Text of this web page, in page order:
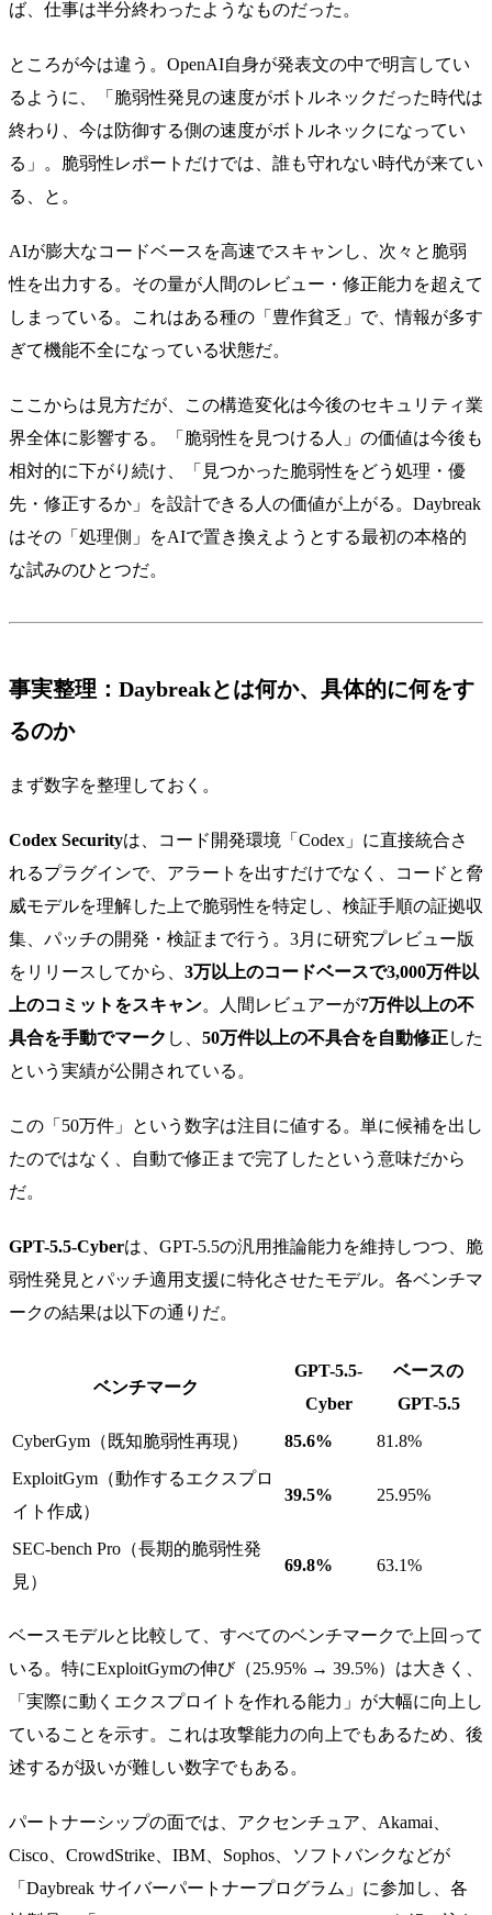
ば、仕事は半分終わったようなものだった。
ところが今は違う。OpenAI自身が発表文の中で明言してい
るように、「脆弱性発見の速度がボトルネックだった時代は
終わり、今は防御する側の速度がボトルネックになってい
る」。脆弱性レポートだけでは、誰も守れない時代が来てい
る、と。
AIが膨大なコードベースを高速でスキャンし、次々と脆弱
性を出力する。その量が人間のレビュー・修正能力を超えて
しまっている。これはある種の「豊作貧乏」で、情報が多す
ぎて機能不全になっている状態だ。
ここからは見方だが、この構造変化は今後のセキュリティ業
界全体に影響する。「脆弱性を見つける人」の価値は今後も
相対的に下がり続け、「見つかった脆弱性をどう処理・優
先・修正するか」を設計できる人の価値が上がる。Daybreak
はその「処理側」をAIで置き換えようとする最初の本格的
な試みのひとつだ。
事実整理：Daybreakとは何か、具体的に何をす
るのか
まず数字を整理しておく。
Codex Securityは、コード開発環境「Codex」に直接統合さ
れるプラグインで、アラートを出すだけでなく、コードと脅
威モデルを理解した上で脆弱性を特定し、検証手順の証拠収
集、パッチの開発・検証まで行う。3月に研究プレビュー版
をリリースしてから、 3万以上のコードベースで3,000万件以
上のコミットをスキャン。人間レビュアーが7万件以上の不
具合を手動でマーク し、 50万件以上の不具合を自動修正した
という実績が公開されている。
この「50万件」という数字は注目に値する。単に候補を出し
たのではなく、自動で修正まで完了したという意味だから
だ。
GPT-5.5-Cyberは、GPT-5.5の汎用推論能力を維持しつつ、脆
弱性発見とパッチ適用支援に特化させたモデル。各ベンチマ
ークの結果は以下の通りだ。
ベンチマーク
GPT-5.5-
Cyber
ベースの
GPT-5.5
CyberGym（既知脆弱性再現）
85.6%
81.8%
ExploitGym（動作するエクスプロ
イト作成）
39.5% 25.95%
SEC-bench Pro（長期的脆弱性発
見）
69.8% 63.1%
ベースモデルと比較して、すべてのベンチマークで上回って
いる。特にExploitGymの伸び（25.95% → 39.5%）は大きく、
「実際に動くエクスプロイトを作れる能力」が大幅に向上し
ていることを示す。これは攻撃能力の向上でもあるため、後
述するが扱いが難しい数字でもある。
パートナーシップの面では、アクセンチュア、Akamai、
Cisco、CrowdStrike、IBM、Sophos、ソフトバンクなどが
「Daybreak サイバーパートナープログラム」に参加し、各